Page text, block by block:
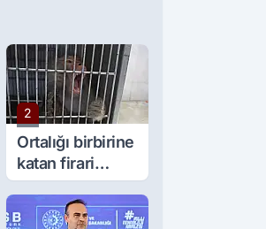
2
Ortalığı birbirine
katan firari
maymun, kadını
yaraladı